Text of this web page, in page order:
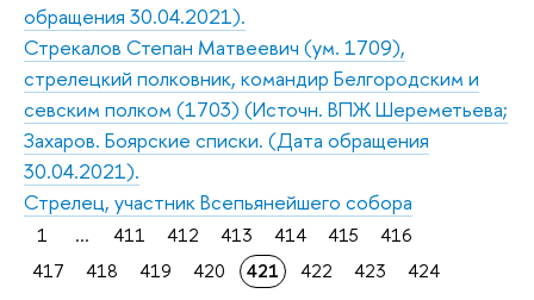
обращения 30.04.2021).
Стрекалов Степан Матвеевич (ум. 1709),
стрелецкий полковник, командир Белгородским и
севским полком (1703) (Источн. ВПЖ Шереметьева;
Захаров. Боярские списки. (Дата обращения
30.04.2021).
Стрелец, участник Всепьянейшего собора
1 ... 411 412 413 414 415
416
417
418 419 420 421 422 423
424